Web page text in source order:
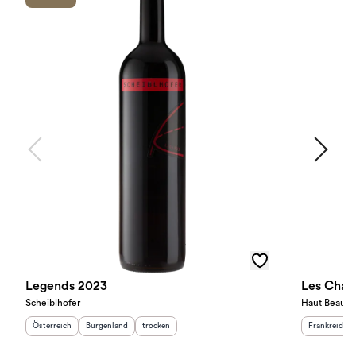
Legends 2023
Scheiblhofer
Herkunftsland
Österreich Herkunftsregion:
Burgenland Geschmack
trocken
Les
Haut
Frankreich